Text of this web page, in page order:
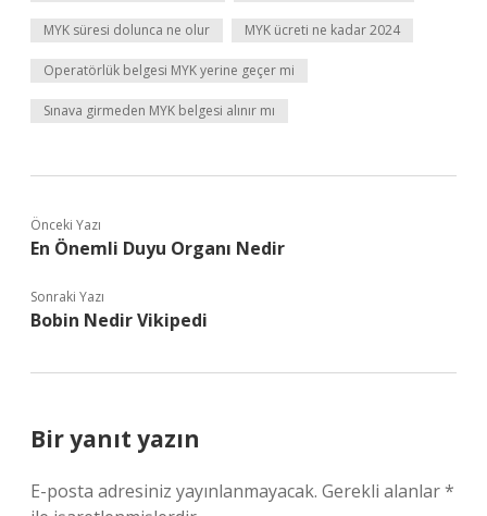
MYK süresi dolunca ne olur MYK ücreti ne kadar 2024
Operatörlük belgesi MYK yerine geçer mi
Sınava girmeden MYK belgesi alınır mı
Önceki Yazı
En Önemli Duyu Organı Nedir
Sonraki Yazı
Bobin Nedir Vikipedi
Bir yanıt yazın
E-posta adresiniz yayınlanmayacak. Gerekli alanlar*